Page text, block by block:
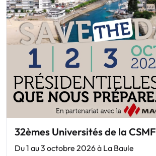
32èmes Universités de la CSMF
Du 1 au 3 octobre 2026 à La Baule